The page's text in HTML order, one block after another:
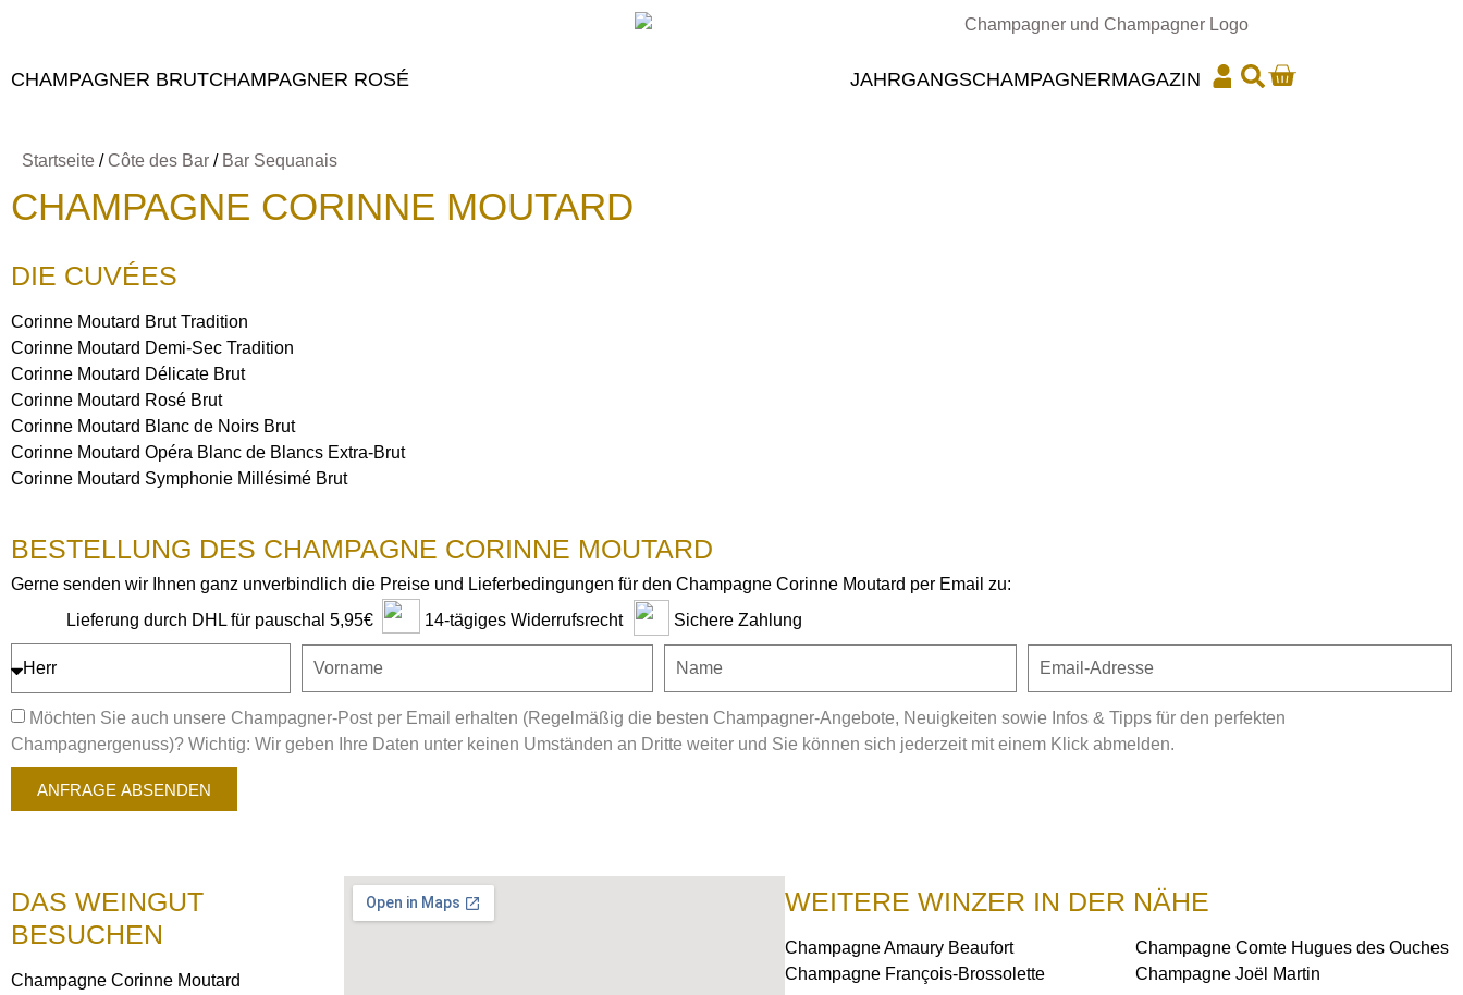
CHAMPAGNER BRUTCHAMPAGNER ROSÉ JAHRGANGSCHAMPAGNERMAGAZIN
Startseite /Côte des Bar / Bar Sequanais
CHAMPAGNE CORINNE MOUTARD
DIE CUVÉES
Corinne Moutard Brut Tradition
Corinne Moutard Demi-Sec Tradition
Corinne Moutard Délicate Brut
Corinne Moutard Rosé Brut
Corinne Moutard Blanc de Noirs Brut
Corinne Moutard Opéra Blanc de Blancs Extra-Brut
Corinne Moutard Symphonie Millésimé Brut
BESTELLUNG DES CHAMPAGNE CORINNE MOUTARD
Gerne senden wir Ihnen ganz unverbindlich die Preise und Lieferbedingungen für den Champagne Corinne Moutard per Email zu:
Lieferung durch DHL für pauschal 5,95€
14-tägiges Widerrufsrecht Sichere Zahlung
Möchten Sie auch unsere Champagner-Post per Email erhalten (Regelmäßig die besten Champagner-Angebote, Neuigkeiten sowie Infos & Tipps für den perfekten
Champagnergenuss)? Wichtig: Wir geben Ihre Daten unter keinen Umständen an Dritte weiter und Sie können sich jederzeit mit einem Klick abmelden.
ANFRAGE ABSENDEN
DAS WEINGUT
BESUCHEN
Champagne Corinne Moutard
WEITERE WINZER IN DER NÄHE
Champagne Amaury Beaufort
Champagne Comte Hugues des Ouches
Champagne François-Brossolette
Champagne Joël Martin